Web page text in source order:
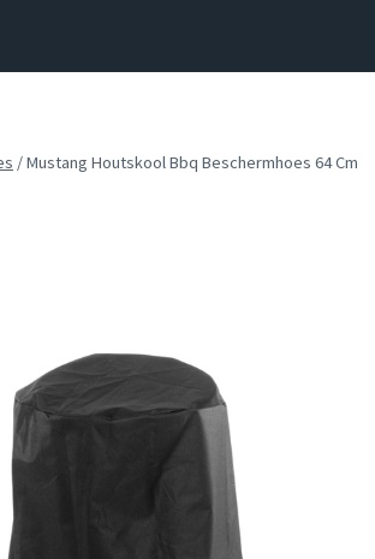
/Mustang Houtskool Bbq Beschermhoes 64 Cm